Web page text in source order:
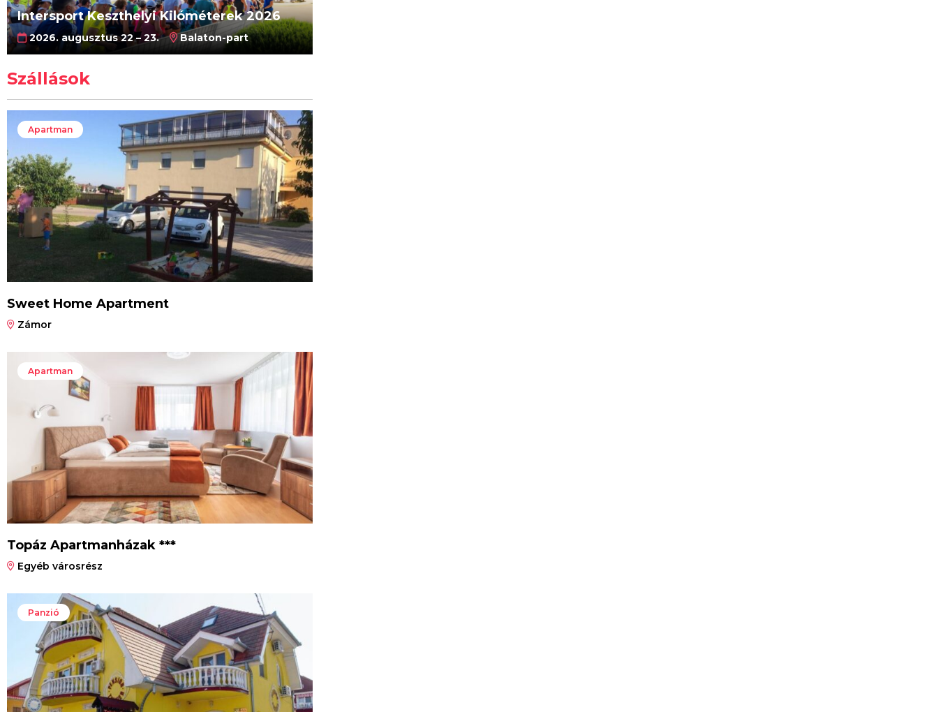
Intersport Keszthelyi Kilóméterek 2026
2026. augusztus 22 – 23. Balaton-part
Szállások
Apartman
Sweet Home Apartment
Zámor
Apartman
Topáz Apartmanházak ***
Egyéb városrész
Panzió